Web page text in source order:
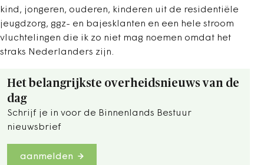
kind, jongeren, ouderen, kinderen uit de residentiële
jeugdzorg, ggz- en bajesklanten en een hele stroom
vluchtelingen die ik zo niet mag noemen omdat het
straks Nederlanders zijn.
Het belangrijkste overheidsnieuws van de
dag
Schrijf je in voor de Binnenlands Bestuur
nieuwsbrief
aanmelden